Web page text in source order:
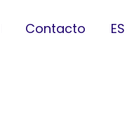
Contacto ES